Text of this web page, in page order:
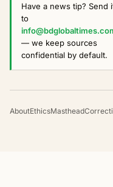
Have a news tip? Send
to
— we keep sources
confidential by default.
AboutEthicsMasthead